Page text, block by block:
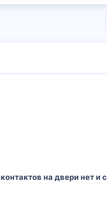
на двери нет и